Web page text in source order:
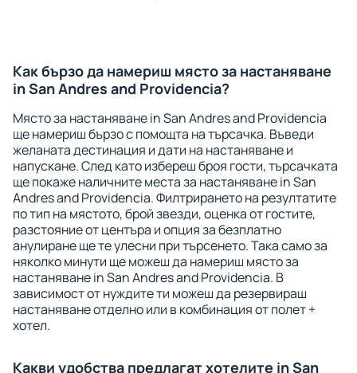
Как бързо да намериш място за настаняване
in San Andres and Providencia?
Място за настаняване in San Andres and Providencia
ще намериш бързо с помощта на търсачка. Въведи
желаната дестинация и дати на настаняване и
напускане. След като избереш броя гости, търсачката
ще покаже наличните места за настаняване in San
Andres and Providencia. Филтрирането на резултатите
по тип на мястото, брой звезди, оценка от гостите,
разстояние от центъра и опция за безплатно
анулиране ще те улесни при търсенето. Така само за
няколко минути ще можеш да намериш място за
настаняване in San Andres and Providencia. В
зависимост от нуждите ти можеш да резервираш
настаняване отделно или в комбинация от полет +
хотел.
Какви удобства предлагат хотелите in San